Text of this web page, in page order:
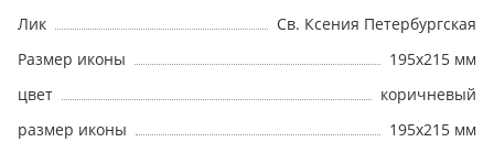
Лик
Св. Ксения Петербургская
Размер иконы
195х215 мм
цвет
коричневый
размер иконы
195х215 мм